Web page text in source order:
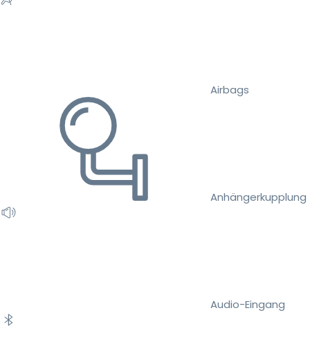
Airbags
Anhängerkupplung
Audio-Eingang